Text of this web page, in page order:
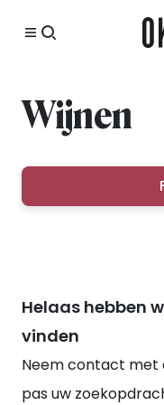
Wijnen
Helaas hebben
vinden
Neem contact met
pas uw